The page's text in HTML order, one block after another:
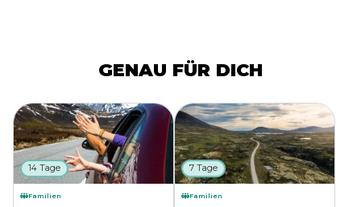
GENAU FÜR DICH
14 Tage
Familien
7 Tage
Familien